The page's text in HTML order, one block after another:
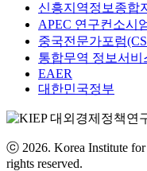
신흥지역정보종합
APEC 연구컨소시
중국전문가포럼
통합무역 정보서비
EAER
대한민국정부
ⓒ 2026. Korea Institute
rights reserved.